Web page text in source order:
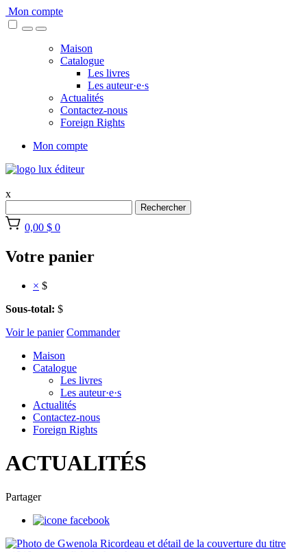
Skip
to
Mon compte
Maison
Catalogue
Les livres
Les auteur·e·s
Actualités
Contactez-nous
Foreign Rights
Mon compte
x
Rechercher
0,00 $ 0
Votre panier
× $
Sous-total: $
Voir le panier Commander
Maison
Catalogue
Les livres
Les auteur·e·s
Actualités
Contactez-nous
Foreign Rights
ACTUALITÉS
Partager